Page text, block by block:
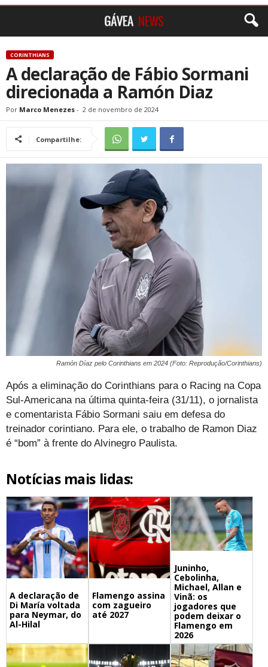
CORINTHIANS
A declaração de Fábio Sormani
direcionada a Ramón Diaz
Por Marco Menezes - 2 de novembro de 2024
Compartilhe:
Ramón Díaz pelo Corinthians em 2024 (Foto: Reprodução/Corinthians)
Após a eliminação do Corinthians para o Racing na Copa
Sul-Americana na última quinta-feira (31/11), o jornalista
e comentarista Fábio Sormani saiu em defesa do
treinador corintiano. Para ele, o trabalho de Ramon Diaz
é “bom” à frente do Alvinegro Paulista.
Notícias mais lidas:
A declaração de
Di María voltada
para Neymar, do
Al-Hilal
Flamengo assina
com zagueiro
até 2027
Juninho,
Cebolinha,
Michael, Allan e
Vinã: os
jogadores que
podem deixar o
Flamengo em
2026